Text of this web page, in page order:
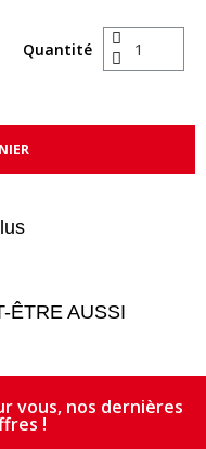
Quantité
ÊTRE AUSSI
vous, nos dernières
!